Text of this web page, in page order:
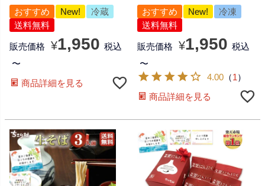
おすすめ New!
冷蔵
送料無料
販売価格 ¥1,950 税込
〜
商品詳細を見る
おすすめ New!
冷凍
送料無料
販売価格 ¥1,950 税込
〜
4.00 （1）
商品詳細を見る